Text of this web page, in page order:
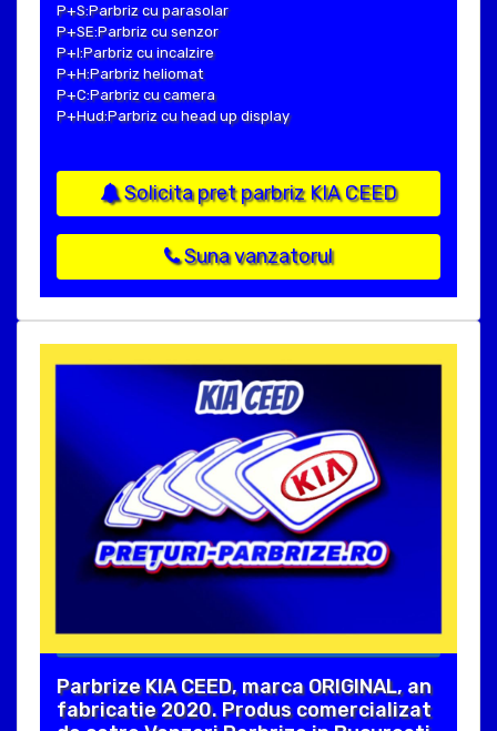
P+S:Parbriz cu parasolar
P+SE:Parbriz cu senzor
P+I:Parbriz cu incalzire
P+H:Parbriz heliomat
P+C:Parbriz cu camera
P+Hud:Parbriz cu head up display
Solicita pret parbriz KIA CEED
Suna vanzatorul
Parbrize KIA CEED, marca ORIGINAL, an
fabricatie 2020. Produs comercializat